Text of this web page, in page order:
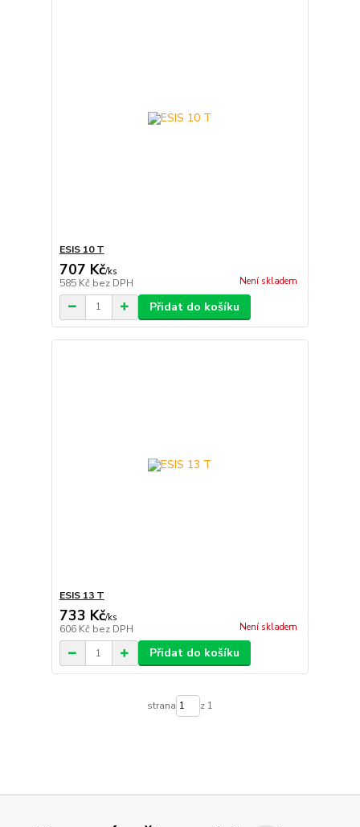
ESIS 10 T
707 Kč/ks
585 Kč bez DPH Není skladem
Přidat do košíku
ESIS 13 T
733 Kč/ks
606 Kč bez DPH Není skladem
Přidat do košíku
strana z 1